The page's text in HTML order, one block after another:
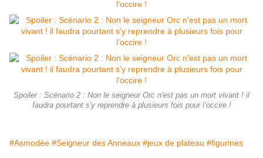
Spoiler : Scénario 2 : Non le seigneur Orc n'est pas un mort vivant ! il
faudra pourtant s'y reprendre à plusieurs fois pour l’occire !
#Asmodée #Seigneur des Anneaux #jeux de plateau #figurines